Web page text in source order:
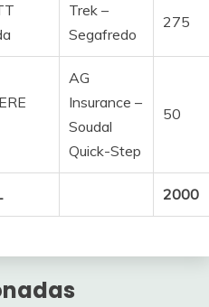
Trek –
Segafredo
275
AG
Insurance –
Soudal
Quick-Step
50
2000